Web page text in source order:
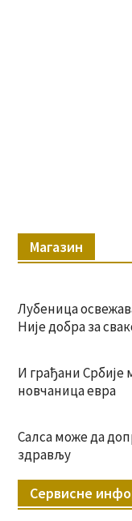
Магазин
Лубеница
Није добра за
И грађани Србије
новчаница евра
Салса може да
здрављу
Сервисне